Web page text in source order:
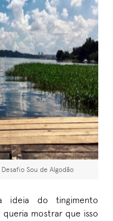
Sou de Algodão
ideia do tingimento
mostrar que isso